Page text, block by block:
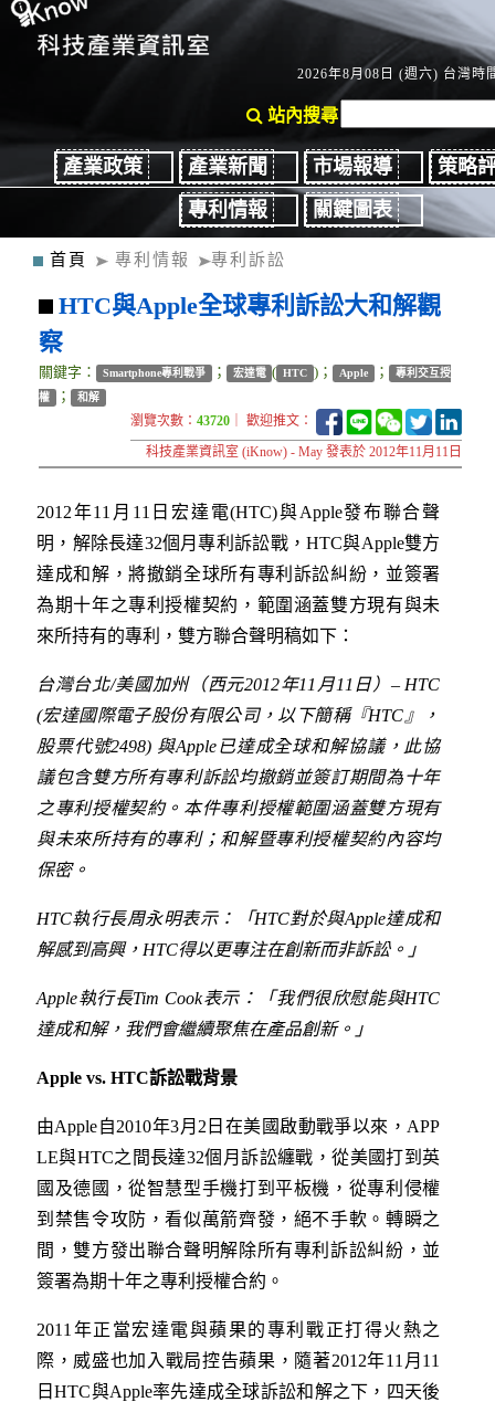
2026年8月08日 (週六) 台灣時
站內搜尋
產業政策 產業新聞 市場報導
策略
專利情報
關鍵圖表
首頁 專利情報 專利訴訟
HTC與Apple全球專利訴訟大和解觀
察
關鍵字： Smartphone專利戰爭 ； 宏達電 ( HTC )； Apple ；
專利交互授
權 ； 和解
瀏覽次數：43720 ｜ 歡迎推文：
科技產業資訊室 (iKnow) - May 發表於 2012年11月11日
2012年11月11日宏達電(HTC)與Apple發布聯合聲
明，解除長達32個月專利訴訟戰，HTC與Apple雙方
達成和解，將撤銷全球所有專利訴訟糾紛，並簽署
為期十年之專利授權契約，範圍涵蓋雙方現有與未
來所持有的專利，雙方聯合聲明稿如下：
台灣台北/美國加州（西元2012年11月11日）– HTC
(宏達國際電子股份有限公司，以下簡稱『HTC』，
股票代號2498) 與Apple已達成全球和解協議，此協
議包含雙方所有專利訴訟均撤銷並簽訂期間為十年
之專利授權契約。本件專利授權範圍涵蓋雙方現有
與未來所持有的專利；和解暨專利授權契約內容均
保密。
HTC執行長周永明表示：「HTC對於與Apple達成和
解感到高興，HTC得以更專注在創新而非訴訟。」
Apple執行長Tim Cook表示：「我們很欣慰能與HTC
達成和解，我們會繼續聚焦在產品創新。」
Apple vs. HTC訴訟戰背景
由Apple自2010年3月2日在美國啟動戰爭以來，APP
LE與HTC之間長達32個月訴訟纏戰，從美國打到英
國及德國，從智慧型手機打到平板機，從專利侵權
到禁售令攻防，看似萬箭齊發，絕不手軟。轉瞬之
間，雙方發出聯合聲明解除所有專利訴訟糾紛，並
簽署為期十年之專利授權合約。
2011年正當宏達電與蘋果的專利戰正打得火熱之
際，威盛也加入戰局控告蘋果，隨著2012年11月11
日HTC與Apple率先達成全球訴訟和解之下，四天後